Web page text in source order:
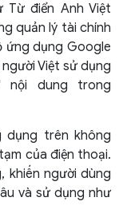
điển Anh Việt
quản lý tài chính
ứng dụng Google
Việt sử dụng
nội dung trong
dụng trên không
của điện thoại.
khiến người dùng
và sử dụng như